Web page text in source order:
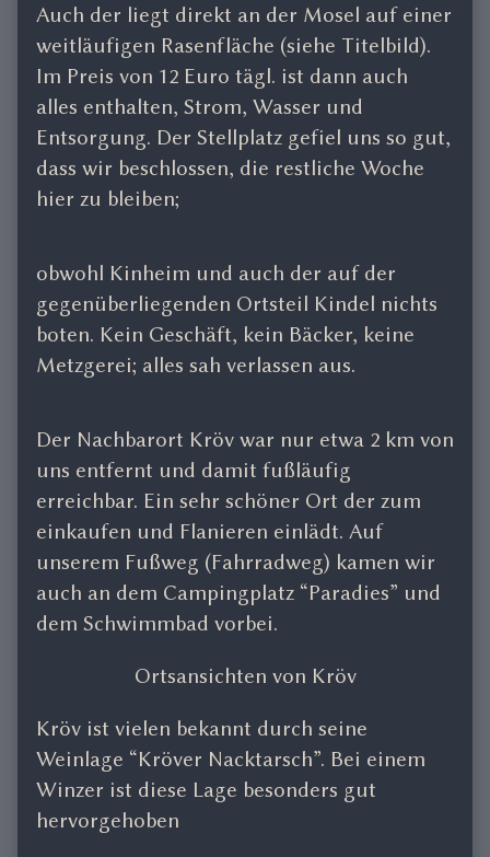
Auch der liegt direkt an der Mosel auf einer
weitläufigen Rasenfläche (siehe Titelbild).
Im Preis von 12 Euro tägl. ist dann auch
alles enthalten, Strom, Wasser und
Entsorgung. Der Stellplatz gefiel uns so gut,
dass wir beschlossen, die restliche Woche
hier zu bleiben;
obwohl Kinheim und auch der auf der
gegenüberliegenden Ortsteil Kindel nichts
boten. Kein Geschäft, kein Bäcker, keine
Metzgerei; alles sah verlassen aus.
Der Nachbarort Kröv war nur etwa 2 km von
uns entfernt und damit fußläufig
erreichbar. Ein sehr schöner Ort der zum
einkaufen und Flanieren einlädt. Auf
unserem Fußweg (Fahrradweg) kamen wir
auch an dem Campingplatz “Paradies” und
dem Schwimmbad vorbei.
Ortsansichten von Kröv
Kröv ist vielen bekannt durch seine
Weinlage “Kröver Nacktarsch”. Bei einem
Winzer ist diese Lage besonders gut
hervorgehoben